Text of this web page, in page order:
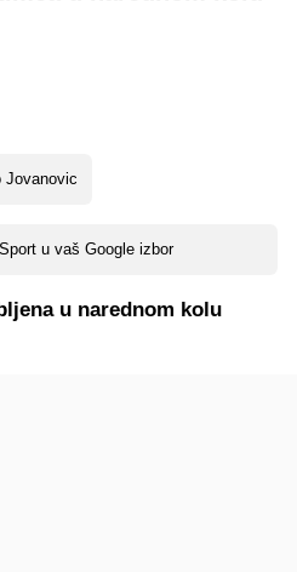
Jovanovic
u vaš Google izbor
u narednom kolu